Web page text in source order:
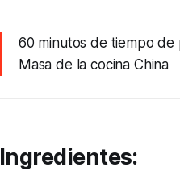
60 minutos de tiempo
Masa de la cocina China
Ingredientes: